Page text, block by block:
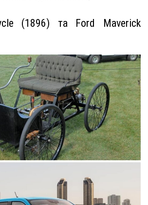
(1896) та Ford Maverick